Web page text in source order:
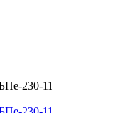
230-11